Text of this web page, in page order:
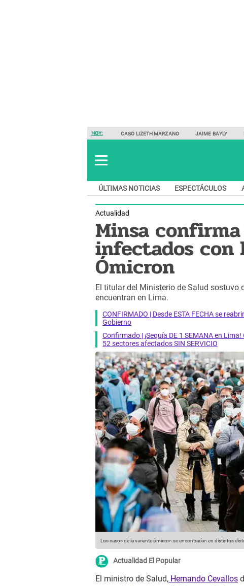
HOY: CASO LIZETH MARZANO JAIME BAYLY
ÚLTIMAS NOTICIAS ESPECTÁCULOS
Actualidad
Minsa
infectados con
Ómicron
El titular del Ministerio de Salud sostuvo
encuentran en Lima.
CONFIRMADO | Desde ESTA FECHA se
Gobierno
Confirmado | ¡Sequía DE 1 SEMANA en
52 sectores afectados SIN SERVICIO
Los casos de la variante ómicron se encontrarían en distintos
Actualidad El Popular
El ministro de Salud, Hernando Cevallos